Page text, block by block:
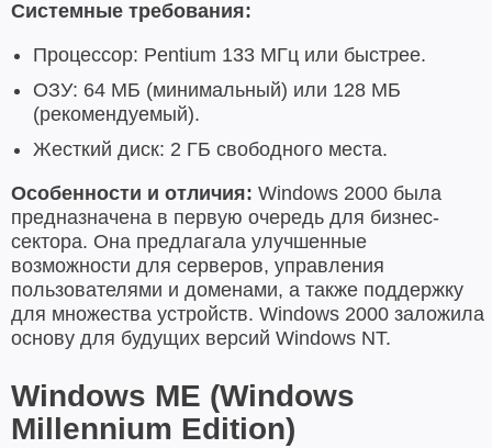
Системные требования:
Процессор: Pentium 133 МГц или быстрее.
ОЗУ: 64 МБ (минимальный) или 128 МБ
(рекомендуемый).
Жесткий диск: 2 ГБ свободного места.
Особенности и отличия: Windows 2000 была
предназначена в первую очередь для бизнес-
сектора. Она предлагала улучшенные
возможности для серверов, управления
пользователями и доменами, а также поддержку
для множества устройств. Windows 2000 заложила
основу для будущих версий Windows NT.
Windows ME (Windows
Millennium Edition)